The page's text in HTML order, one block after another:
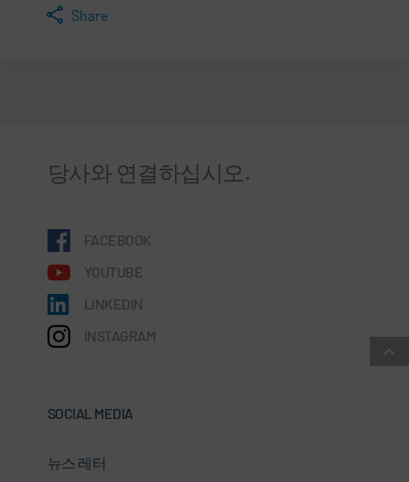
Share
당사와 연결하십시오.
FACEBOOK
YOUTUBE
LINKEDIN
INSTAGRAM
SOCIAL MEDIA
뉴스 레터